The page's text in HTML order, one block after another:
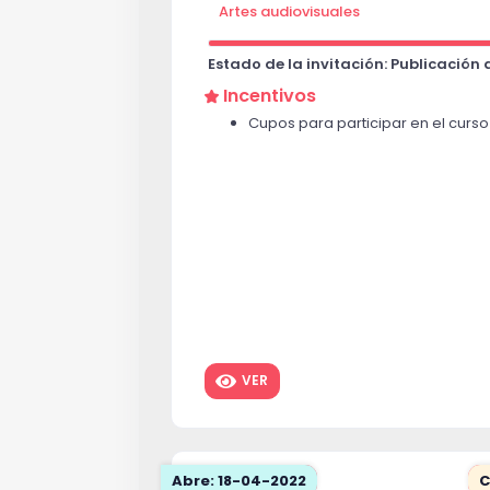
Artes audiovisuales
Estado de la invitación: Publicación
Incentivos
Cupos para participar en el curso
VER
Abre: 18-04-2022